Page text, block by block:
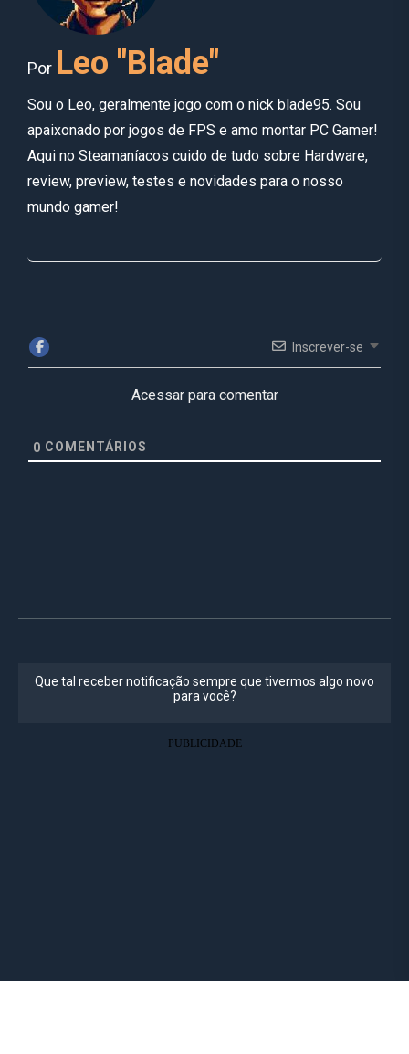
Por Leo "Blade"
Sou o Leo, geralmente jogo com o nick blade95. Sou
apaixonado por jogos de FPS e amo montar PC Gamer!
Aqui no Steamaníacos cuido de tudo sobre Hardware,
review, preview, testes e novidades para o nosso
mundo gamer!
Inscrever-se
Acessar para comentar
0 COMENTÁRIOS